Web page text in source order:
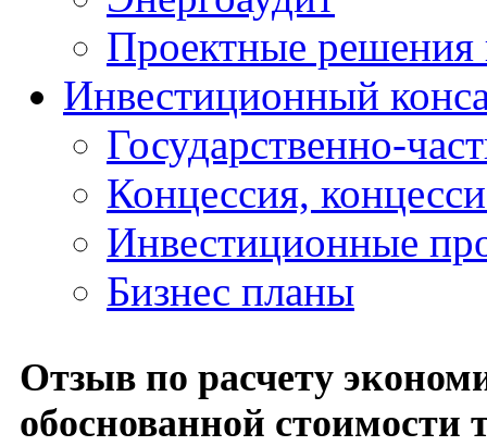
Проектные решения
Инвестиционный
Государственно-
Концессия,
Инвестиционные
Бизнес планы
Отзыв по расчету
обоснованной стоимости